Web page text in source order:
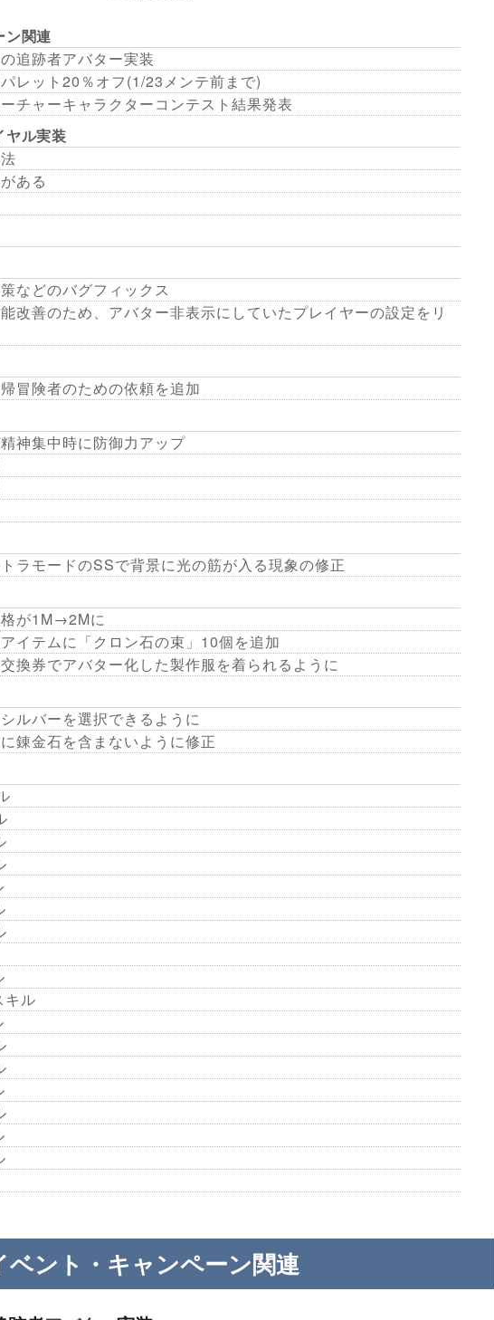
ン関連
追跡者アバター実装
パレット20％オフ(1/23メンテ前まで)
ーチャーキャラクターコンテスト結果発表
ヤル実装
ある
などのバグフィックス
改善のため、アバター非表示にしていたプレイヤーの設定をリ
冒険者のための依頼を追加
神集中時に防御力アップ
ラモードのSSで背景に光の筋が入る現象の修正
が1M→2Mに
イテムに「クロン石の束」10個を追加
換券でアバター化した製作服を着られるように
ルバーを選択できるように
錬金石を含まないように修正
キル
ベント・キャンペーン関連